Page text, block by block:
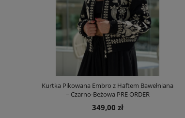
Kurtka Pikowana Embro z Haftem Bawełniana
– Czarno-Beżowa PRE ORDER
349,00 zł